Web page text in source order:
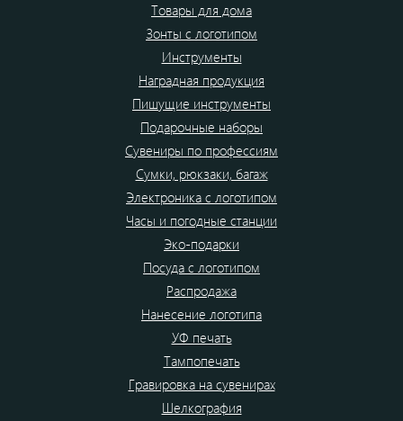
Товары для дома
Зонты с логотипом
Инструменты
Наградная продукция
Пишущие инструменты
Подарочные наборы
Сувениры по профессиям
Сумки, рюкзаки, багаж
Электроника с логотипом
Часы и погодные станции
Эко-подарки
Посуда с логотипом
Распродажа
Нанесение логотипа
УФ печать
Тампопечать
Гравировка на сувенирах
Шелкография